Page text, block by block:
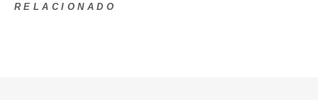
RELACIONADO